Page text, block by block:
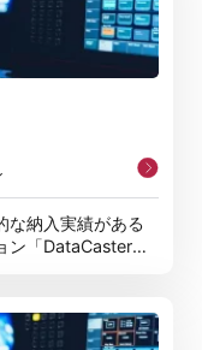
な納入実績がある
ン「DataCaster